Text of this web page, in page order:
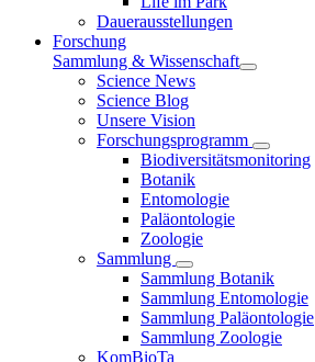
Dauerausstellungen
Forschung
Sammlung & Wissenschaft
Science News
Science Blog
Unsere Vision
Forschungsprogramm
Biodiversitätsmonitoring
Botanik
Entomologie
Paläontologie
Zoologie
Sammlung
Sammlung Botanik
Sammlung Entomologie
Sammlung Paläontologie
Sammlung Zoologie
KomBioTa